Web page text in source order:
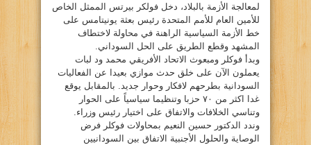
لمعالجة الأزمة بالبلاد، دخل فولكر بيرتس الممثل الخاص
للأمين العام للأمم المتحدة رئيس بعثة يونيتامس على
خط الأزمة السياسية الراهنة في محاولة لاختطاف
المشهد وقطع الطريق على الحل السوداني.
وبدأ فوكلر ومبعوث الاتحاد الأفريقي محمد ود لبات
يعملون الآن على خلق حدث موازي بعيدا عن الفعاليات
السودانية بطرحهم لافكار وحوار جديد. بالمقابل يوقع
غدا اكثر من ٧٠ حزبا وتنظيما سياسياً على الحوار
وتناسي الخلافات والاتفاق على اختيار رئيس وزراء.
وندد الدكتور حسين النعيم بمحاولات فوكلر فرض
الوصاية والحلول الأجنبية الاتفاق بين السودانيين